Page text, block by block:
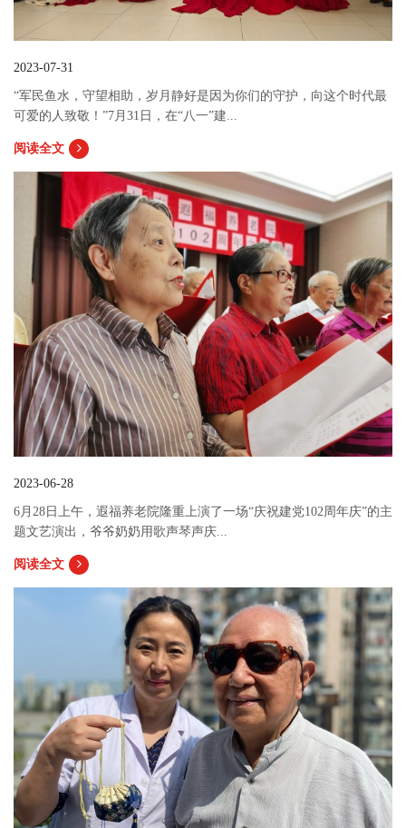
2023-07-31
“军民鱼水，守望相助，岁月静好是因为你们的守护，向这个时代最
可爱的人致敬！”7月31日，在“八一”建...
阅读全文
2023-06-28
6月28日上午，遐福养老院隆重上演了一场“庆祝建党102周年庆”的主
题文艺演出，爷爷奶奶用歌声琴声庆...
阅读全文